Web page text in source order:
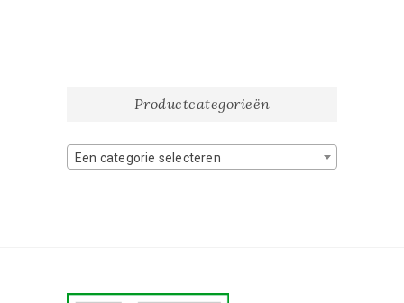
Productcategorieën
Een categorie selecteren